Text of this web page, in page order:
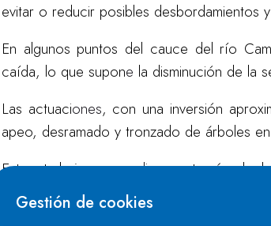
evitar o reducir posibles desbordamientos
En algunos puntos del cauce del río
caída, lo que supone la disminución de la
Las actuaciones, con una inversión
apeo, desramado y tronzado de árboles
Estos trabajos serealizana través de la
conservación de cauces que
urbanas, en las que las labores de
Gestión de cookies